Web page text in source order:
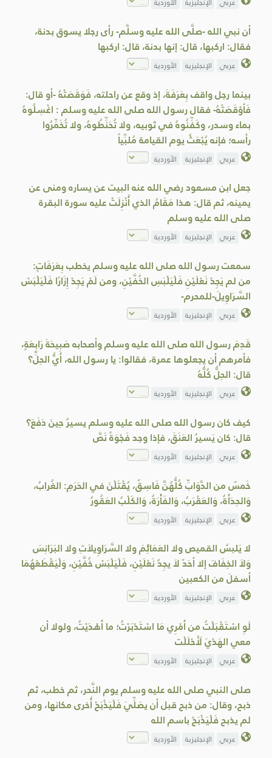
أن نبي الله -صلَّى الله عليه وسلَّم- رأى رجلا يسوق بدنة،
فقال: اركبها، قال: إنها بدنة، قال: اركبها
عربي الإنجليزية الأوردية
بينما رجل واقف بِعَرَفَةَ، إذ وقع عن راحلته، فَوَقَصَتْهُ -أو قال:
فَأوْقَصَتْهُ- فقال رسول الله صلى الله عليه وسلم : اغْسِلُوهُ
بماء وسدر، وكَفِّنُوهُ في ثوبيه، ولا تُحَنِّطُوهُ، ولا تُخَمِّرُوا
رأسه؛ فإنه يُبْعَثُ يوم القيامة مُلبِّياً
عربي الإنجليزية الأوردية
جعل ابن مسعود رضي الله عنه البيت عن يساره ومنى عن
يمينه، ثم قال: هذا مَقَامُ الذي أُنْزِلَتْ عليه سورة البقرة
صلى الله عليه وسلم
عربي الإنجليزية الأوردية
سمعت رسول الله صلى الله عليه وسلم يخطب بِعَرَفَاتٍ:
من لم يَجِدْ نَعْلَيْنِ فَلْيَلْبَسِ الخُفَّيْنِ، ومن لَمْ يَجِدْ إِزَارًا فَلْيَلْبَسْ
السَّرَاوِيلَ-للمحرم-
عربي الإنجليزية الأوردية
قَدِمَ رسول الله صلى الله عليه وسلم وأصحابه صَبِيحَةَ رَابِعَةٍ،
فأمرهم أن يجعلوها عمرة، فقالوا: يا رسول الله، أَيُّ الحِلِّ؟
قال: الحِلُّ كُلُّهُ
عربي الإنجليزية الأوردية
كيف كان رسول الله صلى الله عليه وسلم يسيرُ حِينَ دَفَعَ؟
قال: كان يَسيرُ العَنَقَ، فإذا وجد فَجْوَةً نَصَّ
عربي الإنجليزية الأوردية
خَمسٌ من الدَّوَابِّ كُلُّهُنَّ فَاسِقٌ، يُقْتَلْنَ في الحَرَمِ: الغُرابُ،
وَالحِدَأَةُ، وَالعَقْرَبُ، وَالفَأْرَةُ، وَالكَلْبُ العَقُورُ
عربي الإنجليزية الأوردية
لا يَلبسُ القميص ولا العَمَائِمَ ولا السَّرَاوِيلاَتِ ولا البَرَانِسَ
وَلاَ الخِفَافَ إلا أحَدٌ لاَ يجِدُ نَعْلَيْنِ، فَلْيَلْبَسْ خُفَّيْنِ، وَلْيَقْطَعْهُمَا
أسفلَ من الكعبين
عربي الإنجليزية الأوردية
لَوِ اسْتَقْبَلْتُ من أَمْرِي مَا اسْتَدْبَرْتُ؛ ما أَهْدَيْتُ، ولولا أن
معي الهَدْيَ لَأَحْلَلْت
عربي الإنجليزية الأوردية
صلى النبي صلى الله عليه وسلم يوم النَّحر، ثم خطب، ثم
ذبح، وقال: من ذبح قبل أن يصَلِّيَ فَلْيَذْبَحْ أُخرى مكانها، ومن
لم يذبح فَلْيَذْبَحْ باسم الله
عربي الإنجليزية الأوردية